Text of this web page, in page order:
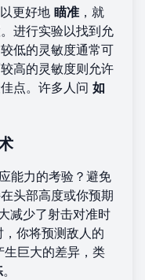
以更好地 瞄准 ，就
进行实验以找到允
低的灵敏度通常可
高的灵敏度则允许
点。许多人问 如
能力的考验？避免
头部高度或你预期
减少了射击对准时
，你将预测敌人的
生巨大的差异，类
。